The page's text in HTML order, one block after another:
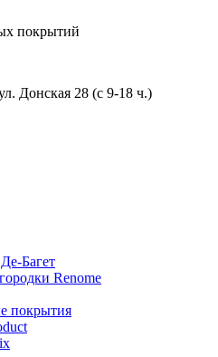
покрытий
Донская 28 (с 9-18 ч.)
Багет
Renome
покрытия